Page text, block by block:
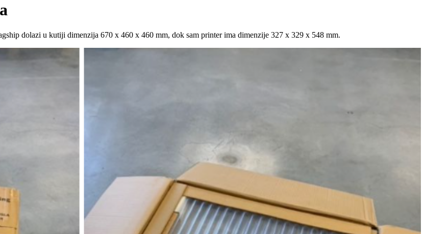
dolazi u kutiji dimenzija 670 x 460 x 460 mm, dok sam printer ima dimenzije 327 x 329 x 548 mm.